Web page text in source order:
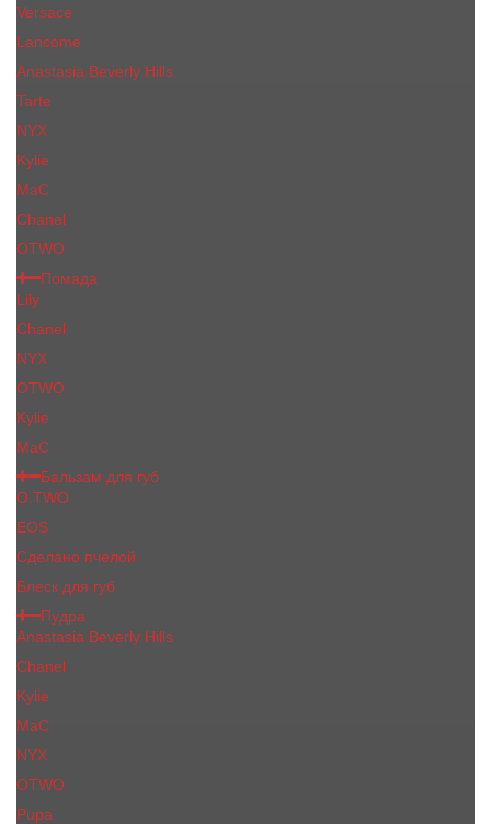
Versace
Lancome
Anastasia Beverly Hills
Tarte
NYX
Kylie
MaC
Сhanеl
OTWO
Помада
Lily
Chanel
NYX
OTWO
Kylie
МаС
Бальзам для губ
O.TWO
EOS
Сделано пчелой
Блеск для губ
Пудра
Anastasia Beverly Hills
Chanel
Kylie
MaC
NYX
OTWO
Pupa